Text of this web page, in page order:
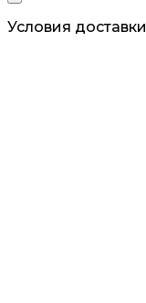
Условия доставки